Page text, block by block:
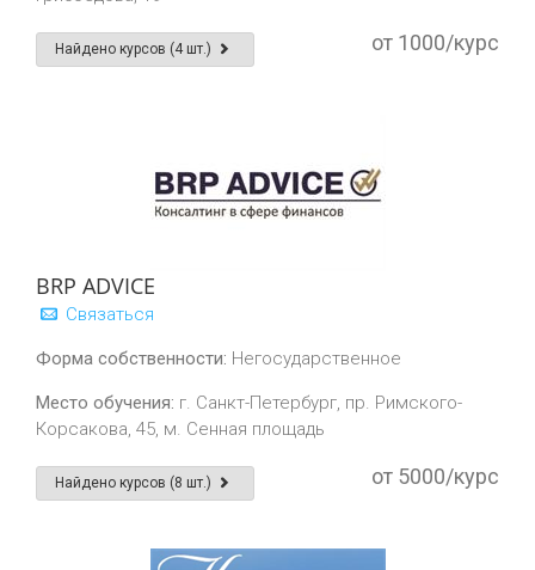
Найдено курсов (4 шт.) от 1000/курс
BRP ADVICE
Связаться
Форма собственности: Негосударственное
Место обучения: г. Санкт-Петербург, пр. Римского-
Корсакова, 45, м. Сенная площадь
Найдено курсов (8 шт.) от 5000/курс